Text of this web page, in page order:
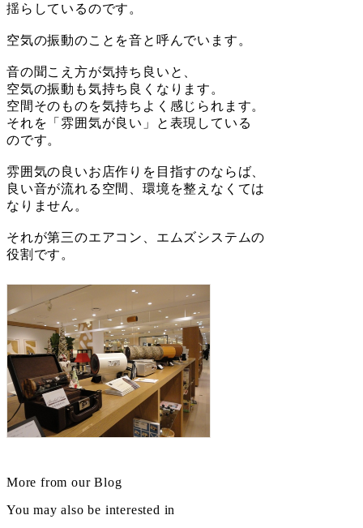
揺らしているのです。
空気の振動のことを音と呼んでいます。
音の聞こえ方が気持ち良いと、
空気の振動も気持ち良くなります。
空間そのものを気持ちよく感じられます。
それを「雰囲気が良い」と表現している
のです。
雰囲気の良いお店作りを目指すのならば、
良い音が流れる空間、環境を整えなくては
なりません。
それが第三のエアコン、エムズシステムの
役割です。
More from our Blog
You may also be interested in